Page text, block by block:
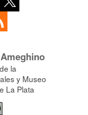
la
y Museo
La Plata